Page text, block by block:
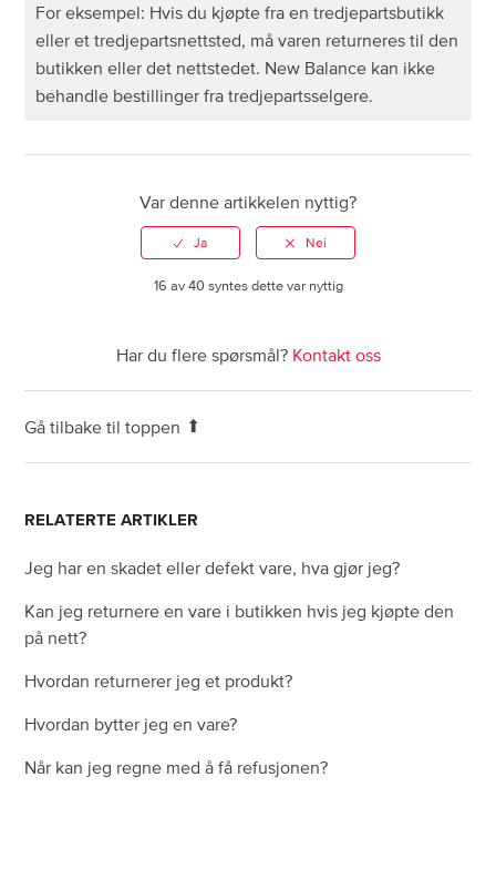
Hvordan vil refusjoner bli mottatt hvis kjøpskontoen
eller kortet blir stengt?
Kan en vare kjøpt via en tredjepart returneres til New
Kan jeg returnere en vare i butikken hvis jeg kjøpte
Jeg har en skadet eller defekt vare, hva gjør jeg?
For eksempel: Hvis du kjøpte fra en tredjepartsbutikk
eller et tredjepartsnettsted, må varen returneres til den
butikken eller det nettstedet. New Balance kan ikke
behandle bestillinger fra tredjepartsselgere.
Var denne artikkelen nyttig?
16 av 40 syntes dette var nyttig
Har du flere spørsmål? Kontakt oss
Gå tilbake til toppen
RELATERTE ARTIKLER
Jeg har en skadet eller defekt vare, hva gjør jeg?
Kan jeg returnere en vare i butikken hvis jeg kjøpte den
på nett?
Hvordan returnerer jeg et produkt?
Hvordan bytter jeg en vare?
Når kan jeg regne med å få refusjonen?